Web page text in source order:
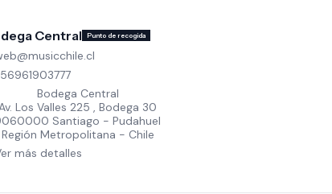
Central Punto de recogida
Bodega Central
Los Valles 225 , Bodega 30
Santiago - Pudahuel
Región Metropolitana - Chile
más detalles